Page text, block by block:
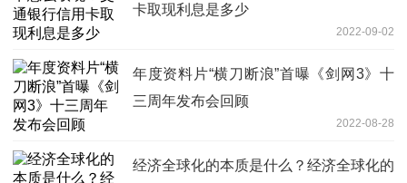
卡取现利息是多少
2022-09-02
年度资料片“横刀断浪”首曝《剑网3》十
三周年发布会回顾
2022-08-28
经济全球化的本质是什么？经济全球化的